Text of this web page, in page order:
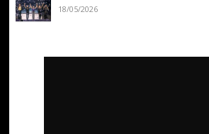
18/05/2026